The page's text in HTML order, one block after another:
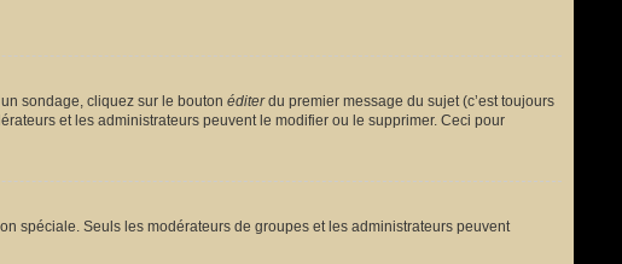
sondage, cliquez sur le bouton éditerdu premier message du sujet (c’est toujours
et les administrateurs peuvent le modifier ou le supprimer. Ceci pour
spéciale. Seuls les modérateurs de groupes et les administrateurs peuvent